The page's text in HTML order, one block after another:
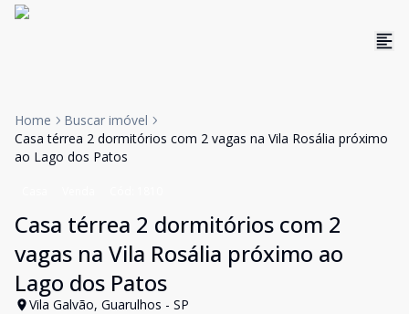
Home
Buscar imóvel
Casa térrea 2 dormitórios com 2 vagas na Vila Rosália próximo
ao Lago dos Patos
Casa térrea 2 dormitórios com 2
vagas na Vila Rosália próximo ao
Lago dos Patos
Vila Galvão, Guarulhos - SP